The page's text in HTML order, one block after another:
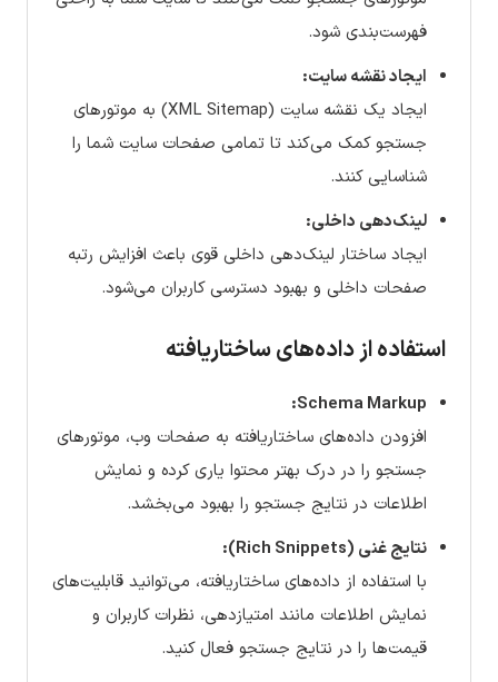
فهرست‌بندی شود.
ایجاد نقشه سایت:
ایجاد یک نقشه سایت (XML Sitemap) به موتورهای
جستجو کمک می‌کند تا تمامی صفحات سایت شما را
شناسایی کنند.
لینک‌دهی داخلی:
ایجاد ساختار لینک‌دهی داخلی قوی باعث افزایش رتبه
صفحات داخلی و بهبود دسترسی کاربران می‌شود.
استفاده از داده‌های ساختاریافته
Schema Markup:
افزودن داده‌های ساختاریافته به صفحات وب، موتورهای
جستجو را در درک بهتر محتوا یاری کرده و نمایش
اطلاعات در نتایج جستجو را بهبود می‌بخشد.
نتایج غنی (Rich Snippets):
با استفاده از داده‌های ساختاریافته، می‌توانید قابلیت‌های
نمایش اطلاعات مانند امتیازدهی، نظرات کاربران و
قیمت‌ها را در نتایج جستجو فعال کنید.